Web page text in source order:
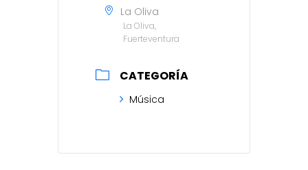
La Oliva
La Oliva,
Fuerteventura
CATEGORÍA
Música